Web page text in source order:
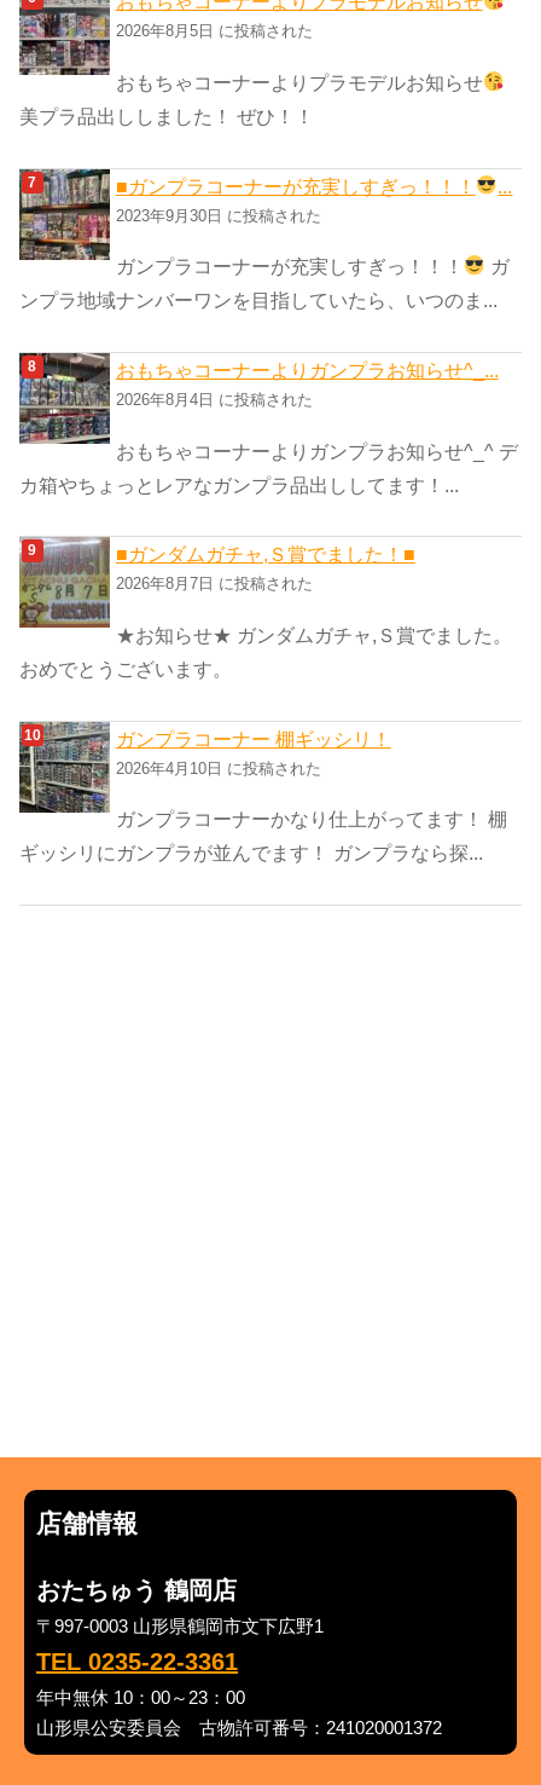
2026年8月5日 に投稿された
おもちゃコーナーよりプラモデルお知らせ
美プラ品出ししました！ ぜひ！！
■ガンプラコーナーが充実しすぎっ！！！ ...
2023年9月30日 に投稿された
ガンプラコーナーが充実しすぎっ！！！
ガ
ンプラ地域ナンバーワンを目指していたら、いつのま...
おもちゃコーナーよりガンプラお知らせ^_...
2026年8月4日 に投稿された
おもちゃコーナーよりガンプラお知らせ^_^ デ
カ箱やちょっとレアなガンプラ品出ししてます！...
■ガンダムガチャ,Ｓ賞でました！■
2026年8月7日 に投稿された
★お知らせ★ ガンダムガチャ,Ｓ賞でました。
おめでとうございます。
ガンプラコーナー 棚ギッシリ！
2026年4月10日 に投稿された
ガンプラコーナーかなり仕上がってます！ 棚
ギッシリにガンプラが並んでます！ ガンプラなら探...
店舗情報
おたちゅう 鶴岡店
〒997-0003 山形県鶴岡市文下広野1
TEL 0235-22-3361
年中無休 10：00～23：00
山形県公安委員会 古物許可番号：241020001372